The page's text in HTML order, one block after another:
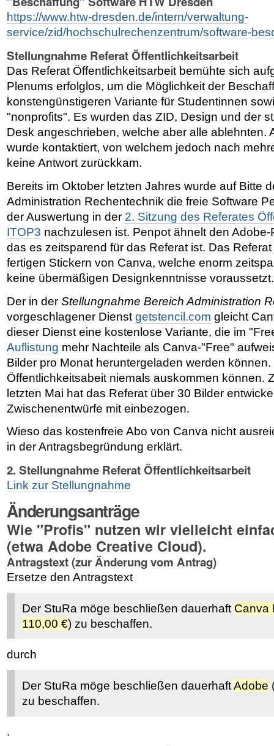
https://www.htw-dresden.de/intern/verwaltung-
service/zid/hochschulrechenzentrum/software-
Stellungnahme Referat Öffentlichkeitsarbeit
Das Referat Öffentlichkeitsarbeit bemühte sich
Plenums erfolglos, um die Möglichkeit der
konstengünstigeren Variante für Studentinnen
"nonprofits". Es wurden das ZID, Design und der
Desk angeschrieben, welche aber alle ablehnten.
wurde kontaktiert, von welchem jedoch nach
keine Antwort zurückkam.
Bereits im Oktober letzten Jahres wurde auf Bitte
Administration Rechentechnik die freie Software
der Auswertung in der 2. Sitzung des Referates
ITOP3 nachzulesen ist. Penpot ähnelt den
das es zeitsparend für das Referat ist. Das
fertigen Stickern von Canva, welche enorm
keine übermäßigen Designkenntnisse voraussetzt.
Der in der Stellungnahme Bereich Administration
vorgeschlagener Dienst getstencil.com gleicht
dieser Dienst eine kostenlose Variante, die im
Auflistung mehr Nachteile als Canva-"Free"
Bilder pro Monat heruntergeladen werden
Öffentlichkeitsabeit niemals auskommen können.
letzten Mai hat das Referat über 30 Bilder
Zwischenentwürfe mit einbezogen.
Wieso das kostenfreie Abo von Canva nicht
in der Antragsbegründung erklärt.
2. Stellungnahme Referat Öffentlichkeitsarbeit
Link zur Stellungnahme
Änderungsanträge
Wie "Profis" nutzen wir vielleicht
(etwa Adobe Creative Cloud).
Antragstext (zur Änderung vom Antrag)
Ersetze den Antragstext
Der StuRa möge beschließen dauerhaft Canva
110,00 €) zu beschaffen.
durch
Der StuRa möge beschließen dauerhaftAdobe
zu beschaffen.
.